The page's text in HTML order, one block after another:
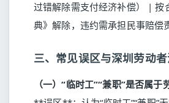
过错解除需支付经济补偿） | 按
典》解除，违约需承担民事赔偿
三、常见误区与深圳劳动
（一）“临时工”“兼职”是否属于